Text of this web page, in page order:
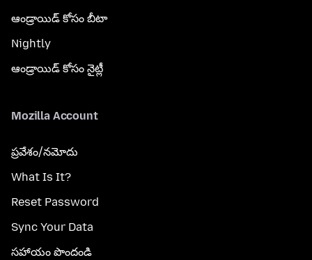
ఆండ్రాయిడ్ కోసం బీటా
Nightly
ఆండ్రాయిడ్ కోసం నైట్లీ
Mozilla Account
ప్రవేశం/నమోదు
What Is It?
Reset Password
Sync Your Data
సహాయం పొందండి